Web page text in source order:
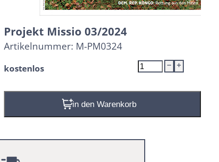
Projekt Missio 03/2024
Artikelnummer: M-PM0324
kostenlos
Projekt
Missio
In den Warenkorb